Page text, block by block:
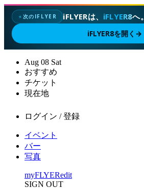
✦次のIFLYER iFLYERは、 iFLYER8へ。
iFLYER8を開く →
Aug 08 Sat
おすすめ
チケット
現在地
ログイン / 登録
イベント
バー
写真
myFLYERedit
SIGN OUT